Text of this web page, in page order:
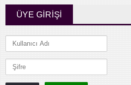
ÜYE GİRİŞİ